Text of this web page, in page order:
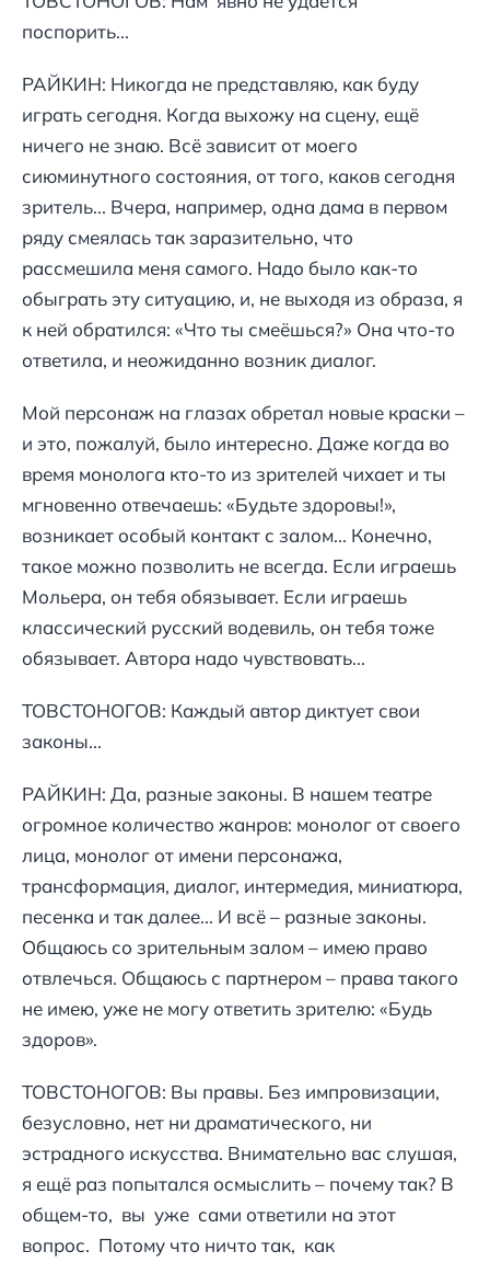
поспорить...
РАЙКИН: Никогда не представляю, как буду
играть сегодня. Когда выхожу на сцену, ещё
ничего не знаю. Всё зависит от моего
сиюминутного состояния, от того, каков сегодня
зритель... Вчера, например, одна дама в первом
ряду смеялась так заразительно, что
рассмешила меня самого. Надо было как-то
обыграть эту ситуацию, и, не выходя из образа, я
к ней обратился: «Что ты смеёшься?» Она что-то
ответила, и неожиданно возник диалог.
Мой персонаж на глазах обретал новые краски –
и это, пожалуй, было интересно. Даже когда во
время монолога кто-то из зрителей чихает и ты
мгновенно отвечаешь: «Будьте здоровы!»,
возникает особый контакт с залом... Конечно,
такое можно позволить не всегда. Если играешь
Мольера, он тебя обязывает. Если играешь
классический русский водевиль, он тебя тоже
обязывает. Автора надо чувствовать...
ТОВСТОНОГОВ: Каждый автор диктует свои
законы...
РАЙКИН: Да, разные законы. В нашем театре
огромное количество жанров: монолог от своего
лица, монолог от имени персонажа,
трансформация, диалог, интермедия, миниатюра,
песенка и так далее... И всё – разные законы.
Общаюсь со зрительным залом – имею право
отвлечься. Общаюсь с партнером – права такого
не имею, уже не могу ответить зрителю: «Будь
здоров».
ТОВСТОНОГОВ: Вы правы. Без импровизации,
безусловно, нет ни драматического, ни
эстрадного искусства. Внимательно вас слушая,
я ещё раз попытался осмыслить – почему так? В
общем-то, вы уже сами ответили на этот
вопрос. Потому что ничто так, как